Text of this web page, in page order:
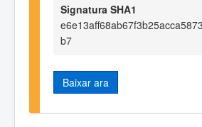
Signatura SHA1
b7
Baixar ara